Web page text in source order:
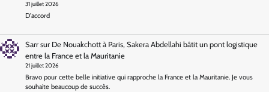
31 juillet 2026
D'accord
Sarrsur De Nouakchott à Paris, Sakera Abdellahi bâtit un pont logistique
entre la France et la Mauritanie
21 juillet 2026
Bravo pour cette belle initiative qui rapproche la France et la Mauritanie. Je vous
souhaite beaucoup de succès.